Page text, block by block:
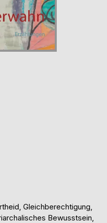
Gleichberechtigung,
Bewusstsein,